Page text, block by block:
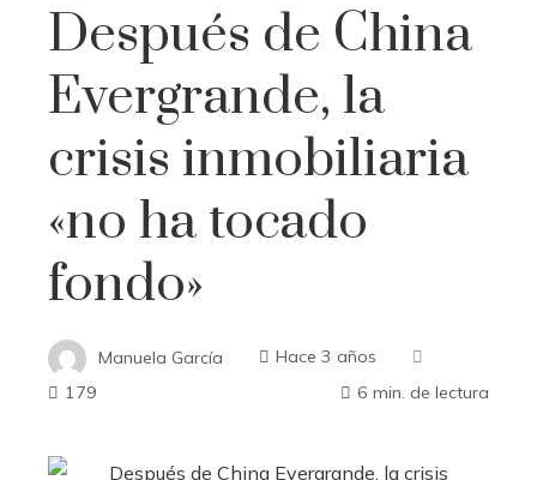
Después de China
Evergrande, la
crisis inmobiliaria
«no ha tocado
fondo»
Manuela García
Hace 3 años
179
6 min. de lectura